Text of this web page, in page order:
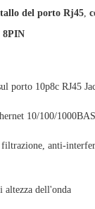
del porto Rj45,
8PIN
10p8c RJ45
10/100/
anti-
altezza dell'onda